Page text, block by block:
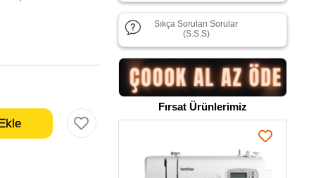
Sıkça Sorulan Sorular
(S.S.S)
Fırsat Ürünlerimiz